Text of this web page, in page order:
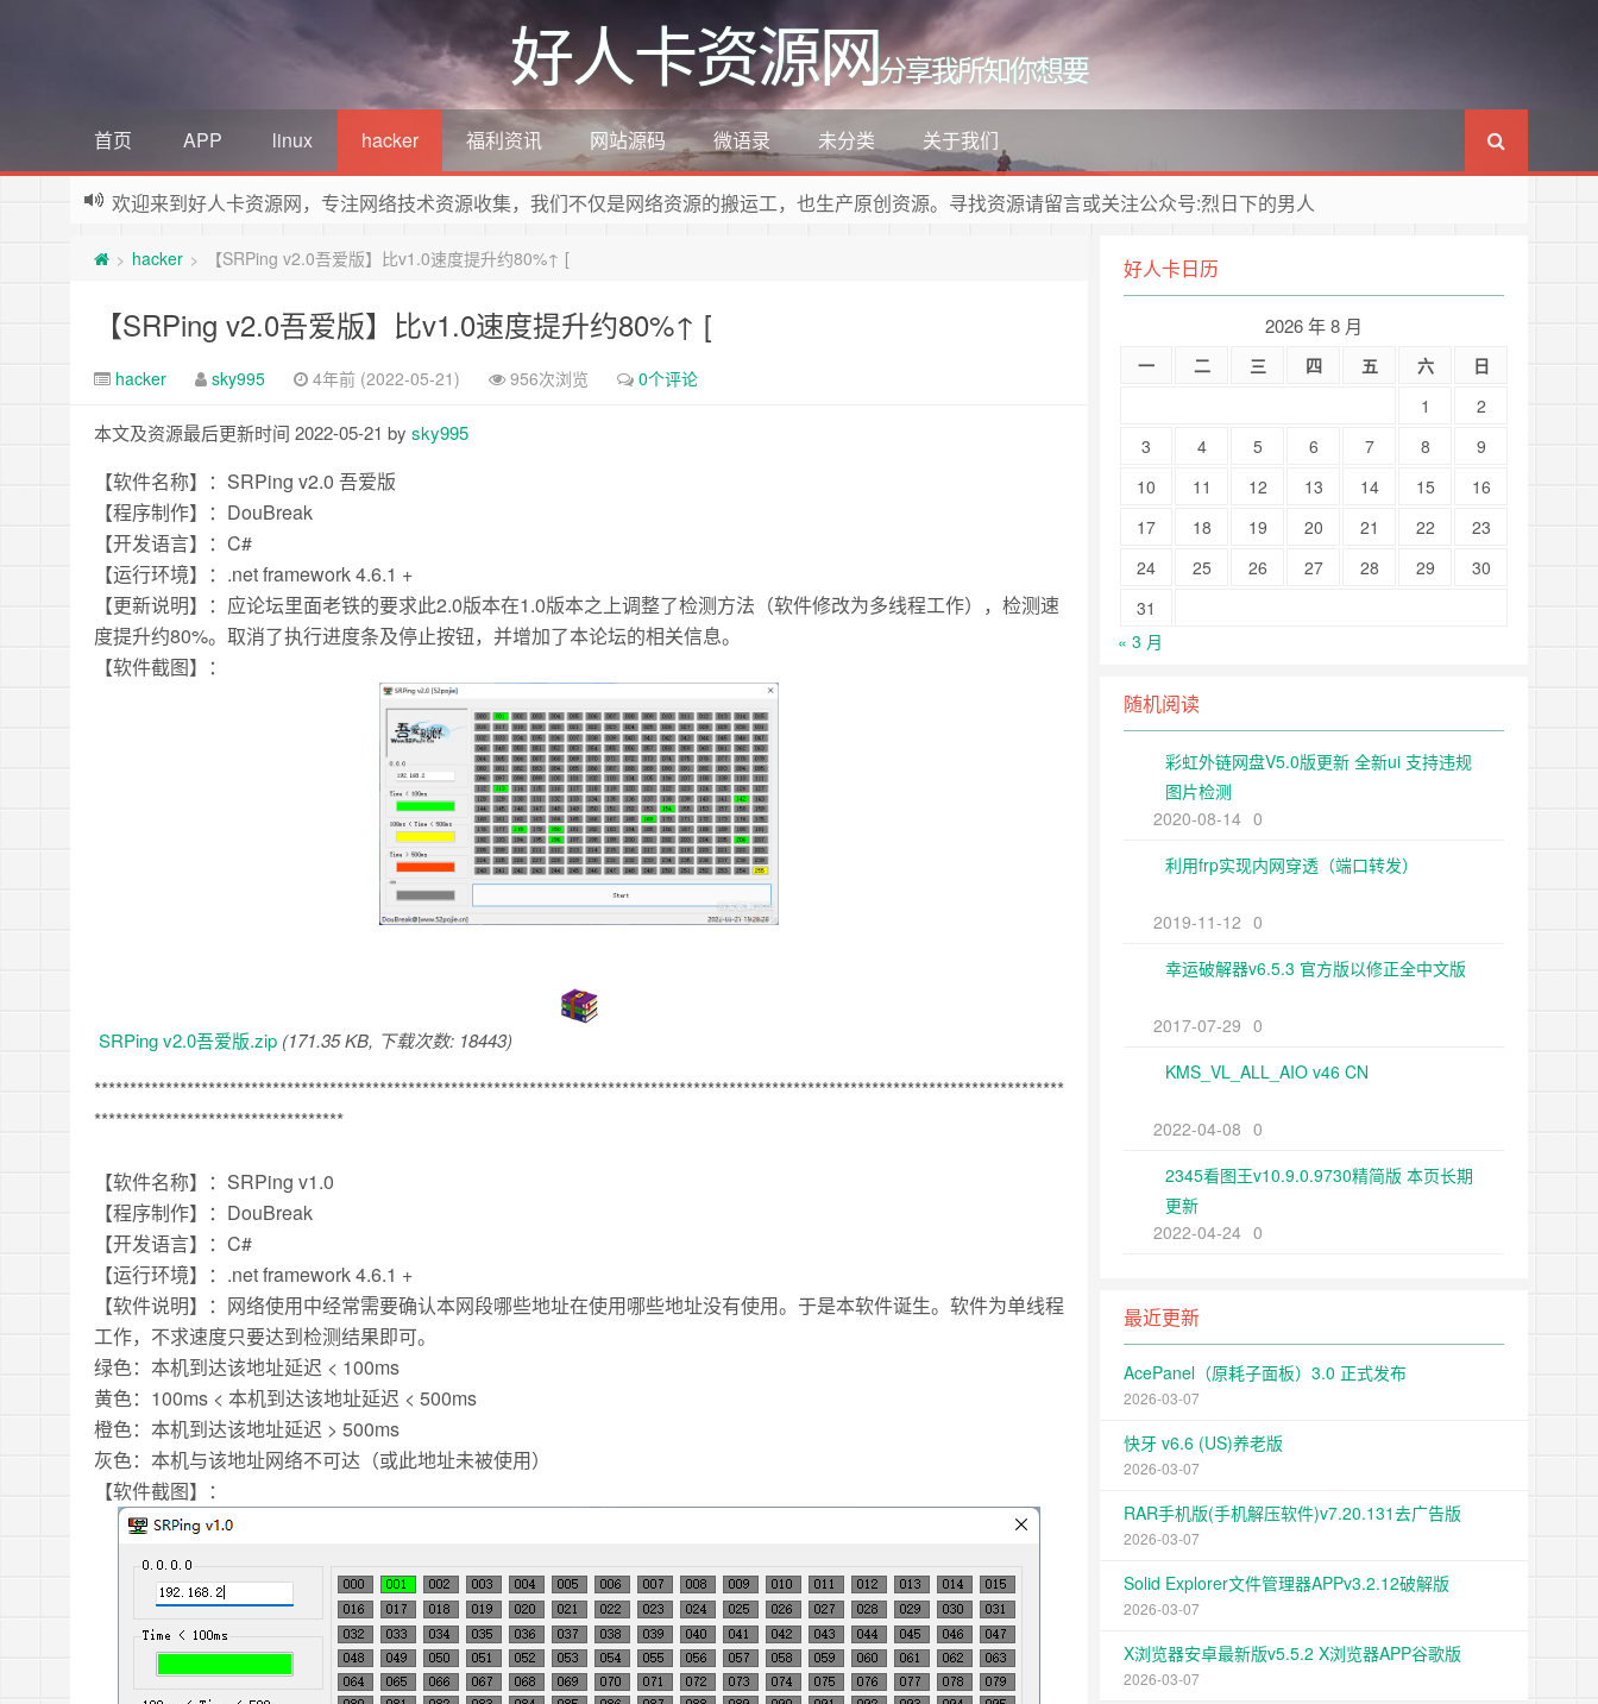
好人卡资源网分享我所知你想要
首页 APP linux hacker 福利资讯 网站源码 微语录 未分类 关于我们
欢迎来到好人卡资源网，专注网络技术资源收集，我们不仅是网络资源的搬运工，也生产原创资源。寻找资源请留言或关注公众号:烈日下的男人
> hacker > 【SRPing v2.0吾爱版】比v1.0速度提升约80%↑ [
【SRPing v2.0吾爱版】比v1.0速度提升约80%↑ [
hacker sky995 4年前 (2022-05-21) 956次浏览 0个评论
本文及资源最后更新时间 2022-05-21 by sky995
【软件名称】：SRPing v2.0 吾爱版
【程序制作】：DouBreak
【开发语言】：C#
【运行环境】：.net framework 4.6.1 +
【更新说明】：应论坛里面老铁的要求此2.0版本在1.0版本之上调整了检测方法（软件修改为多线程工作），检测速
度提升约80%。取消了执行进度条及停止按钮，并增加了本论坛的相关信息。
【软件截图】：
SRPing v2.0吾爱版.zip (171.35 KB, 下载次数: 18443)
****************************************************************************************************************************************
***********************************
【软件名称】：SRPing v1.0
【程序制作】：DouBreak
【开发语言】：C#
【运行环境】：.net framework 4.6.1 +
【软件说明】：网络使用中经常需要确认本网段哪些地址在使用哪些地址没有使用。于是本软件诞生。软件为单线程
工作，不求速度只要达到检测结果即可。
绿色：本机到达该地址延迟 < 100ms
黄色：100ms < 本机到达该地址延迟 < 500ms
橙色：本机到达该地址延迟 > 500ms
灰色：本机与该地址网络不可达（或此地址未被使用）
【软件截图】：
好人卡日历
2026 年 8 月
一 二 三 四 五 六
日
1
2
3
4 5 6 7 8
9
10
11 12 13 14 15
16
17
18 19 20 21 22
23
24
25 26 27 28 29
30
31
« 3 月
随机阅读
彩虹外链网盘V5.0版更新 全新ui 支持违规
图片检测
2020-08-14 0
利用frp实现内网穿透（端口转发）
2019-11-12 0
幸运破解器v6.5.3 官方版以修正全中文版
2017-07-29 0
KMS_VL_ALL_AIO v46 CN
2022-04-08 0
2345看图王v10.9.0.9730精简版 本页长期
更新
2022-04-24 0
最近更新
AcePanel（原耗子面板）3.0 正式发布
2026-03-07
快牙 v6.6 (US)养老版
2026-03-07
RAR手机版(手机解压软件)v7.20.131去广告版
2026-03-07
Solid Explorer文件管理器APPv3.2.12破解版
2026-03-07
X浏览器安卓最新版v5.5.2 X浏览器APP谷歌版
2026-03-07